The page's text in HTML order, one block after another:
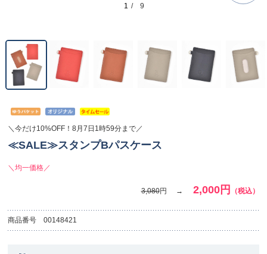
1 / 9
＼今だけ10%OFF！8月7日1時59分まで／
≪SALE≫スタンプBパスケース
＼均一価格／
3,080円 2,000円 （税込）
商品番号 00148421